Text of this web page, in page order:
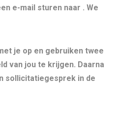
e-mail sturen naar . We
je op en gebruikentwee
van jou te krijgen. Daarna
sollicitatiegesprek in de